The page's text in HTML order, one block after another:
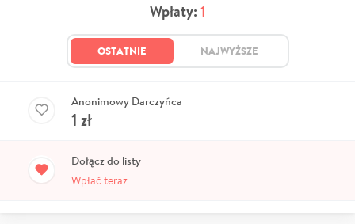
Wpłaty: 1
OSTATNIE NAJWYŻSZE
Anonimowy Darczyńca
1 zł
Dołącz do listy
Wpłać teraz